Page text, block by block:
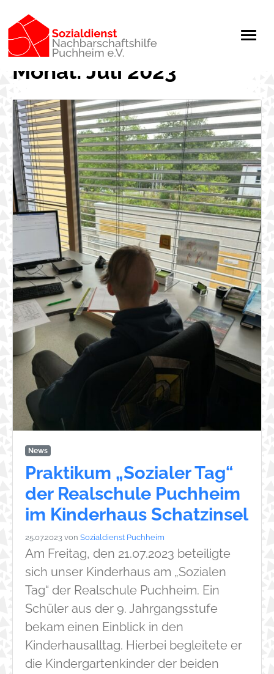
Monat: Juli 2023
News
Praktikum „Sozialer Tag“
der Realschule Puchheim
im Kinderhaus Schatzinsel
25.07.2023 von Sozialdienst Puchheim
Am Freitag, den 21.07.2023 beteiligte
sich unser Kinderhaus am „Sozialen
Tag“ der Realschule Puchheim. Ein
Schüler aus der 9. Jahrgangsstufe
bekam einen Einblick in den
Kinderhausalltag. Hierbei begleitete er
die Kindergartenkinder der beiden